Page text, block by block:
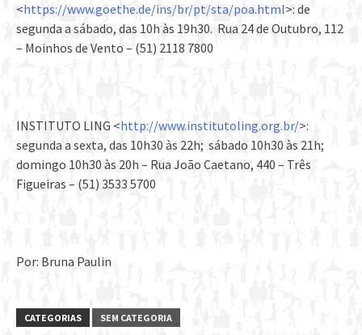
<https://www.goethe.de/ins/br/pt/sta/poa.html>: de
segunda a sábado, das 10h às 19h30. Rua 24 de Outubro, 112
– Moinhos de Vento – (51) 2118 7800
INSTITUTO LING <http://www.institutoling.org.br/>:
segunda a sexta, das 10h30 às 22h; sábado 10h30 às 21h;
domingo 10h30 às 20h – Rua João Caetano, 440 – Três
Figueiras – (51) 3533 5700
Por: Bruna Paulin
CATEGORIAS SEM CATEGORIA